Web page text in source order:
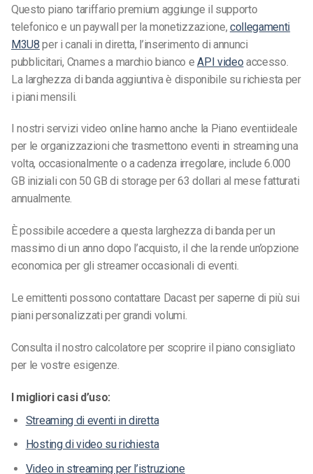
Questo piano tariffario premium aggiunge il supporto
telefonico e un paywall per la monetizzazione, collegamenti
M3U8 per i canali in diretta, l’inserimento di annunci
pubblicitari, Cnames a marchio bianco eAPI video accesso.
La larghezza di banda aggiuntiva è disponibile su richiesta per
i piani mensili.
I nostri servizi video online hanno anche la Piano eventiideale
per le organizzazioni che trasmettono eventi in streaming una
volta, occasionalmente o a cadenza irregolare, include 6.000
GB iniziali con 50 GB di storage per 63 dollari al mese fatturati
annualmente.
È possibile accedere a questa larghezza di banda per un
massimo di un anno dopo l’acquisto, il che la rende un’opzione
economica per gli streamer occasionali di eventi.
Le emittenti possono contattare Dacast per saperne di più sui
piani personalizzati per grandi volumi.
Consulta il nostro calcolatore per scoprire il piano consigliato
per le vostre esigenze.
I migliori casi d’uso:
Streaming di eventi in diretta
Hosting di video su richiesta
Video in streaming per l’istruzione